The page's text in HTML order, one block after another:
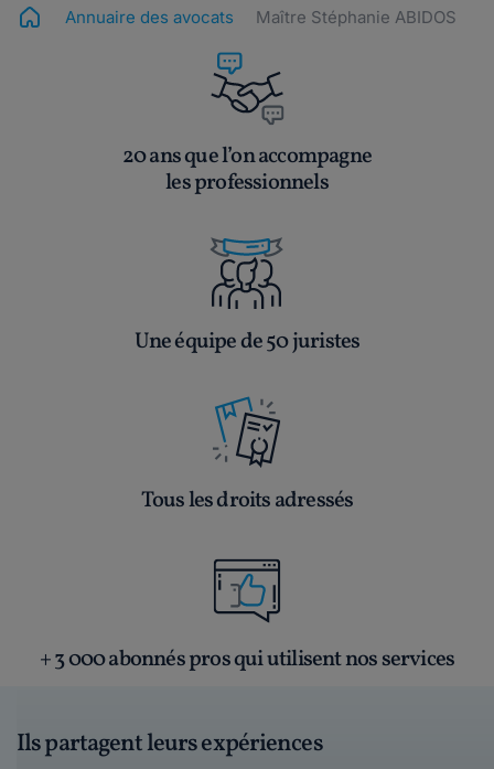
Annuaire des avocats Maître Stéphanie ABIDOS
20 ans que l’on accompagne
les professionnels
Une équipe de 50 juristes
Tous les droits adressés
+ 3 000 abonnés pros qui utilisent nos services
Ils partagent leurs expériences